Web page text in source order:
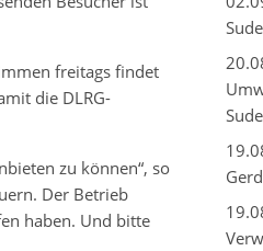
freitags findet
die DLRG-
zu können“, so
Der Betrieb
haben. Und bitte